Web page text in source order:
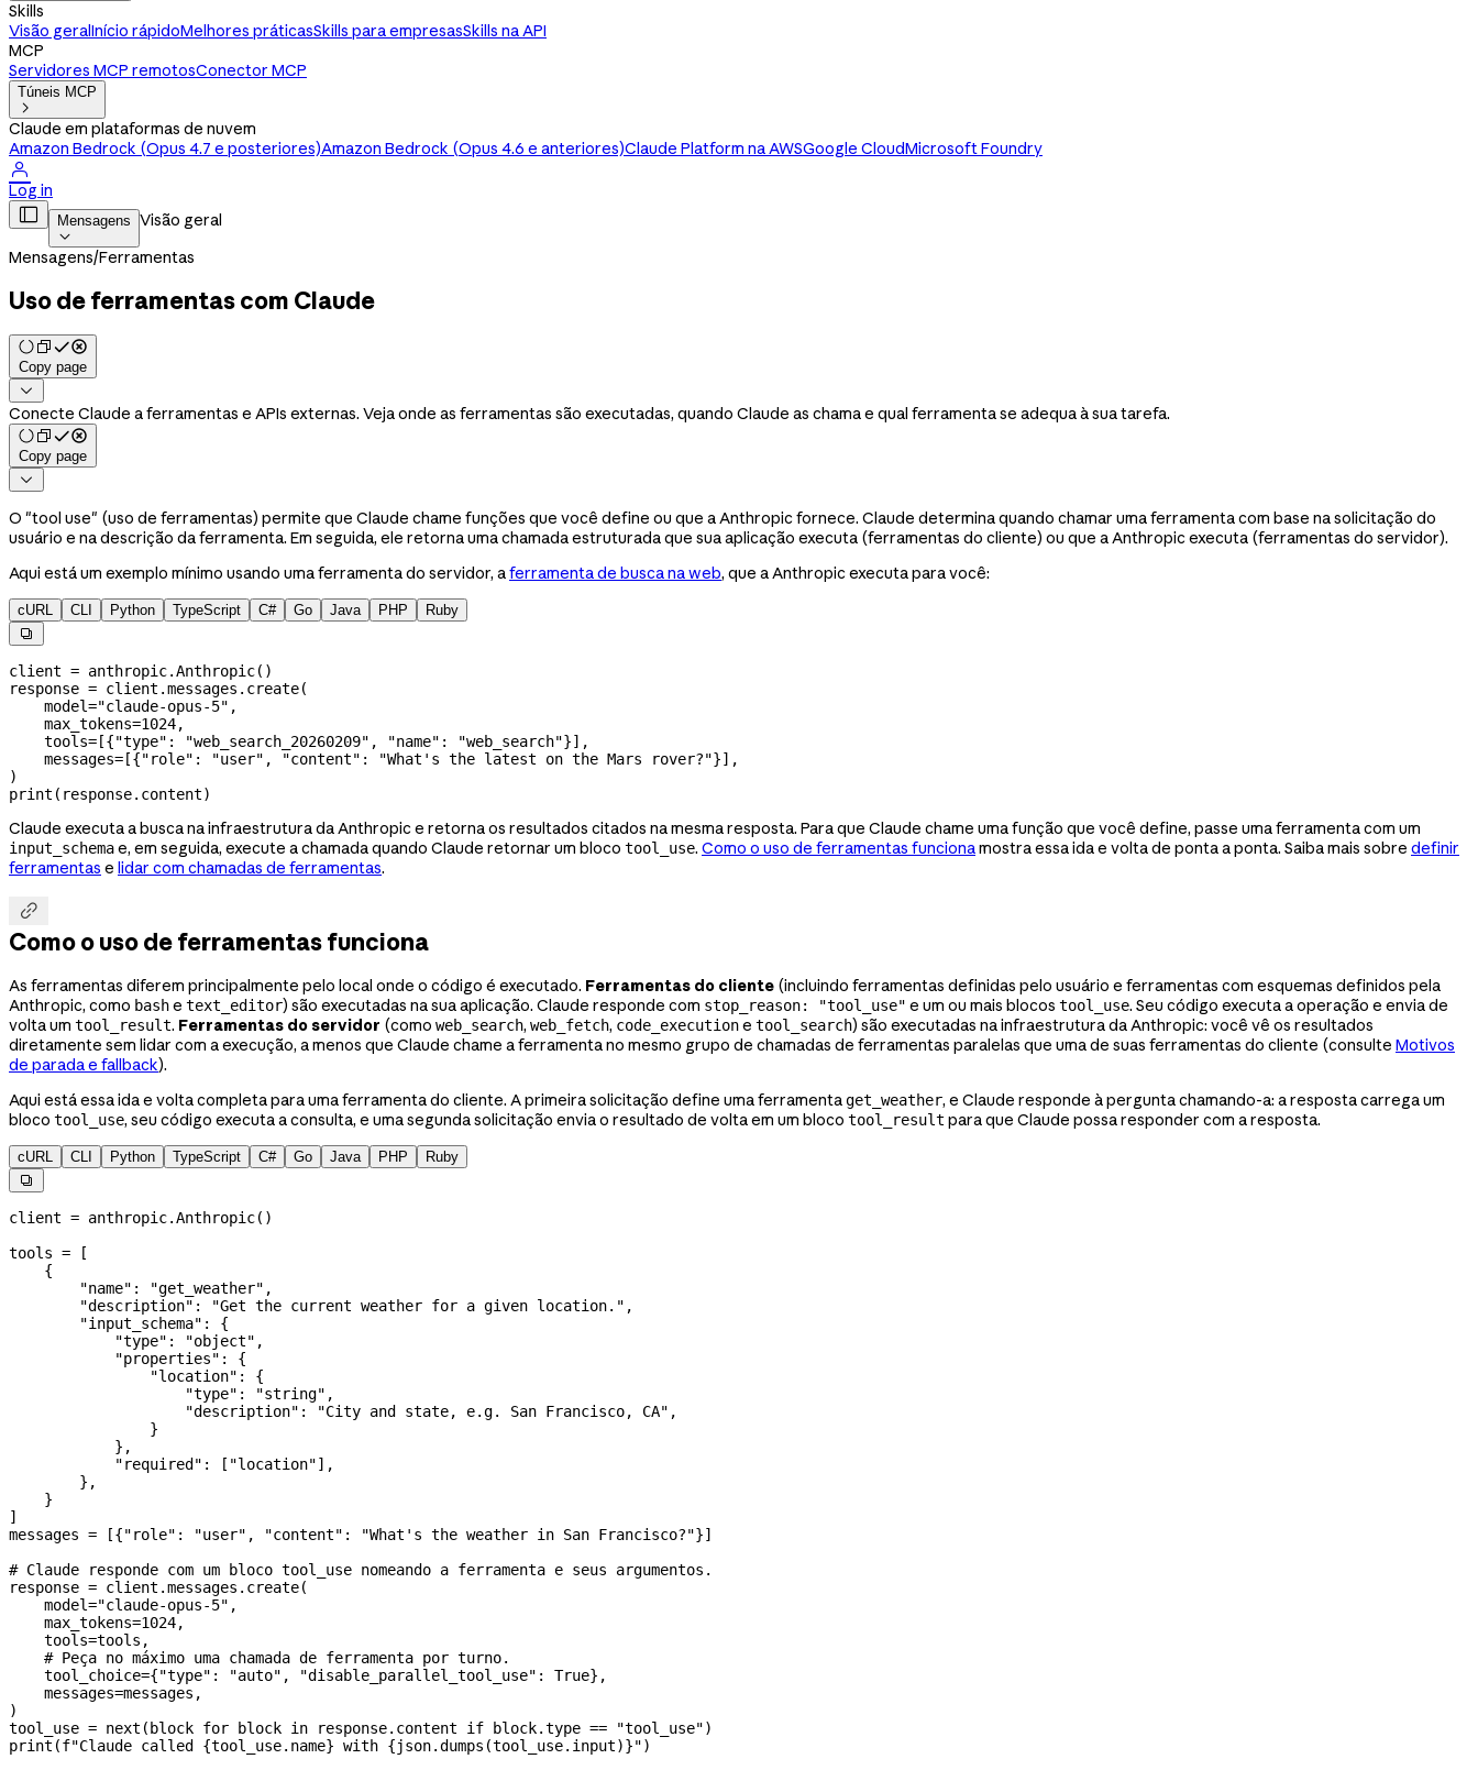
Skills
Visão geralInício rápidoMelhores práticasSkills para empresasSkills na API
MCP
Servidores MCP remotosConector MCP
Túneis MCP

Claude em plataformas de nuvem
Amazon Bedrock (Opus 4.7 e posteriores)Amazon Bedrock (Opus 4.6 e anteriores)Claude Platform na AWSGoogle CloudMicrosoft Foundry

Log in
 Mensagens

Visão geral
Mensagens/Ferramentas
Uso de ferramentas com Claude
Copy page

Conecte Claude a ferramentas e APIs externas. Veja onde as ferramentas são executadas, quando Claude as chama e qual ferramenta se adequa à sua tarefa.
Copy page

O "tool use" (uso de ferramentas) permite que Claude chame funções que você define ou que a Anthropic fornece. Claude determina quando chamar uma ferramenta com base na solicitação do
usuário e na descrição da ferramenta. Em seguida, ele retorna uma chamada estruturada que sua aplicação executa (ferramentas do cliente) ou que a Anthropic executa (ferramentas do servidor).
Aqui está um exemplo mínimo usando uma ferramenta do servidor, aferramenta de busca na web, que a Anthropic executa para você:
cURL CLI Python TypeScript C# Go Java PHP Ruby

client = anthropic.Anthropic()
response = client.messages.create(
    model
="claude-opus-5" ,
    max_tokens
=1024,
    tools
= [{"type" : "web_search_20260209" , "name" : "web_search"}],
    messages
= [{"role" : "user" , "content" : "What's the latest on the Mars rover?"}],
)
print (response.content)
Claude executa a busca na infraestrutura da Anthropic e retorna os resultados citados na mesma resposta. Para que Claude chame uma função que você define, passe uma ferramenta com um
input_schemae, em seguida, execute a chamada quando Claude retornar um bloco tool_use. Como o uso de ferramentas funcionamostra essa ida e volta de ponta a ponta. Saiba mais sobre definir
ferramentas e lidar com chamadas de ferramentas.

Como o uso de ferramentas funciona
As ferramentas diferem principalmente pelo local onde o código é executado. Ferramentas do cliente (incluindo ferramentas definidas pelo usuário e ferramentas com esquemas definidos pela
Anthropic, como bashe text_editor) são executadas na sua aplicação. Claude responde com stop_reason: "tool_use" e um ou mais blocos tool_use. Seu código executa a operação e envia de
volta um tool_result. Ferramentas do servidor (como web_search, web_fetch, code_executione tool_search) são executadas na infraestrutura da Anthropic: você vê os resultados
diretamente sem lidar com a execução, a menos que Claude chame a ferramenta no mesmo grupo de chamadas de ferramentas paralelas que uma de suas ferramentas do cliente (consulte Motivos
de parada e fallback).
Aqui está essa ida e volta completa para uma ferramenta do cliente. A primeira solicitação define uma ferramentaget_weather, e Claude responde à pergunta chamando-a: a resposta carrega um
bloco tool_use, seu código executa a consulta, e uma segunda solicitação envia o resultado de volta em um bloco tool_result para que Claude possa responder com a resposta.
cURL CLI Python TypeScript C# Go Java PHP Ruby

client = anthropic.Anthropic()
tools = [
    {
        "name"
: "get_weather" ,
        "description"
: "Get the current weather for a given location." ,
        "input_schema"
: {
            "type"
: "object" ,
            "properties"
: {
                "location"
: {
                    "type"
: "string" ,
                    "description"
: "City and state, e.g. San Francisco, CA" ,
                }
            },
            "required"
: [ "location"],
        },
    }
]
messages = [{"role" : "user" , "content" : "What's the weather in San Francisco?"}]
# Claude responde com um bloco tool_use nomeando a ferramenta e seus argumentos.
response = client.messages.create(
    model
="claude-opus-5" ,
    max_tokens
=1024,
    tools
=tools,
    # Peça no máximo uma chamada de ferramenta por turno.
    tool_choice
={"type" : "auto" , "disable_parallel_tool_use" : True},
    messages
=messages,
)
tool_use = next (block for block in response.content if block.type == "tool_use")
print (f"Claude called {tool_use.name} with {json.dumps(tool_use.input)}")